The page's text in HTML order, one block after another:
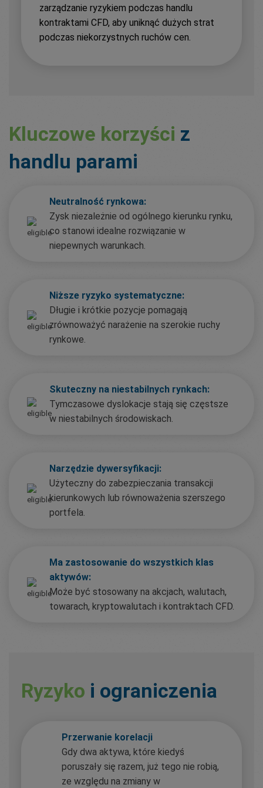
zarządzanie ryzykiem podczas handlu
kontraktami CFD, aby uniknąć dużych strat
podczas niekorzystnych ruchów cen.
Kluczowe korzyści z
handlu parami
Neutralność rynkowa:
Zysk niezależnie od ogólnego kierunku rynku,
co stanowi idealne rozwiązanie w
niepewnych warunkach.
Niższe ryzyko systematyczne:
Długie i krótkie pozycje pomagają
zrównoważyć narażenie na szerokie ruchy
rynkowe.
Skuteczny na niestabilnych rynkach:
Tymczasowe dyslokacje stają się częstsze
w niestabilnych środowiskach.
Narzędzie dywersyfikacji:
Użyteczny do zabezpieczania transakcji
kierunkowych lub równoważenia szerszego
portfela.
Ma zastosowanie do wszystkich klas
aktywów:
Może być stosowany na akcjach, walutach,
towarach, kryptowalutach i kontraktach CFD.
Ryzyko i ograniczenia
Przerwanie korelacji
Gdy dwa aktywa, które kiedyś
poruszały się razem, już tego nie robią,
ze względu na zmiany w